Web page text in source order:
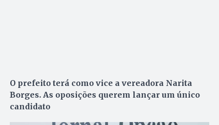
O prefeito terá como vice a vereadora Narita
Borges. As oposições querem lançar um único
candidato